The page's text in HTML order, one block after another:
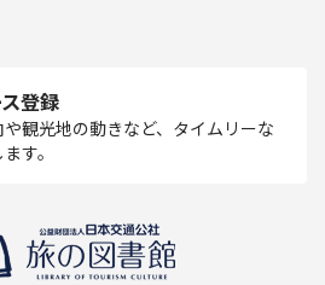
登録
観光地の動きなど、タイムリーな
す。